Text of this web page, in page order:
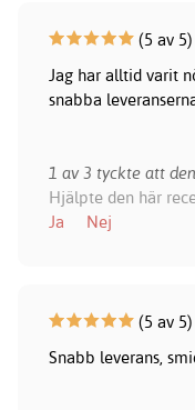
(5 av
Jag har alltid varit
snabba
1 av 3 tyckte att
Hjälpte den här
Ja
Nej
(5 av 5)
Snabb leverans,